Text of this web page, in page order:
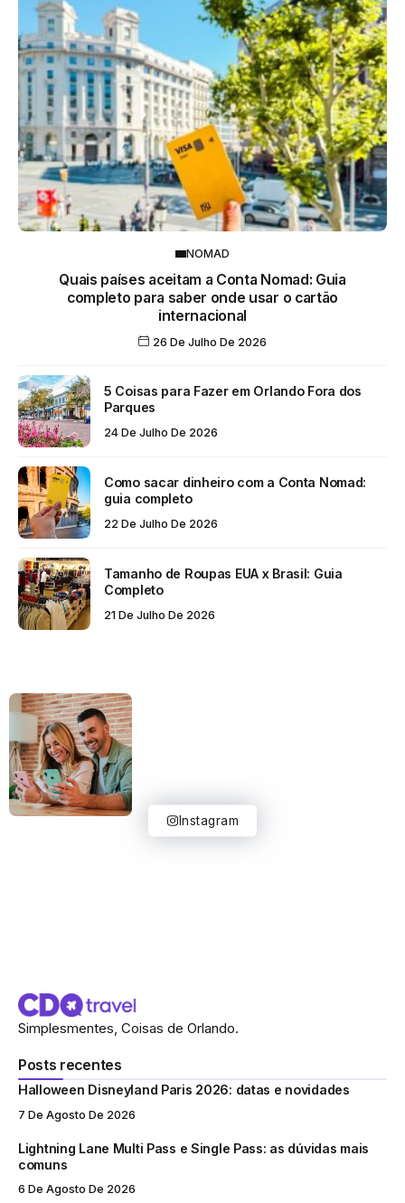
NOMAD
Quais países aceitam a Conta Nomad: Guia
completo para saber onde usar o cartão
internacional
26 De Julho De 2026
5 Coisas para Fazer em Orlando Fora dos
Parques
24 De Julho De 2026
Como sacar dinheiro com a Conta Nomad:
guia completo
22 De Julho De 2026
Tamanho de Roupas EUA x Brasil: Guia
Completo
21 De Julho De 2026
Instagram
Simplesmentes, Coisas de Orlando.
Posts recentes
Halloween Disneyland Paris 2026: datas e novidades
7 De Agosto De 2026
Lightning Lane Multi Pass e Single Pass: as dúvidas mais
comuns
6 De Agosto De 2026